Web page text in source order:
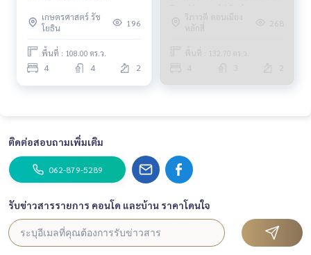
Paholyothin 50 / 4
Bedrooms (FOR RENT)
TAN401
เกษตรศาสตร์ รัช
โยธิน
196
พื้นที่ : 108.00 ตร.ว.
4 4 2
Don Muang / 4 Bedrooms
(FOR SALE) GOLF185
วิภาวดี ดอนเมือง
หลักสี่
268
พื้นที่ : 132.70 ตร.ว.
4
ติดต่อสอบถามเพิ่มเติม
062-879-5289
รับข่าวสารรายการ คอนโด และบ้าน ราคาโดนใจ